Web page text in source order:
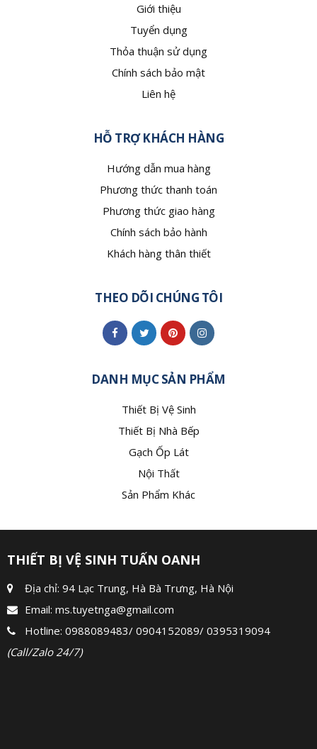
Giới thiệu
Tuyển dụng
Thỏa thuận sử dụng
Chính sách bảo mật
Liên hệ
HỖ TRỢ KHÁCH HÀNG
Hướng dẫn mua hàng
Phương thức thanh toán
Phương thức giao hàng
Chính sách bảo hành
Khách hàng thân thiết
THEO DÕI CHÚNG TÔI
DANH MỤC SẢN PHẨM
Thiết Bị Vệ Sinh
Thiết Bị Nhà Bếp
Gạch Ốp Lát
Nội Thất
Sản Phẩm Khác
THIẾT BỊ VỆ SINH TUẤN OANH
Địa chỉ: 94 Lạc Trung, Hà Bà Trưng, Hà Nội
Email: ms.tuyetnga@gmail.com
Hotline: 0988089483/ 0904152089/ 0395319094
(Call/Zalo 24/7)